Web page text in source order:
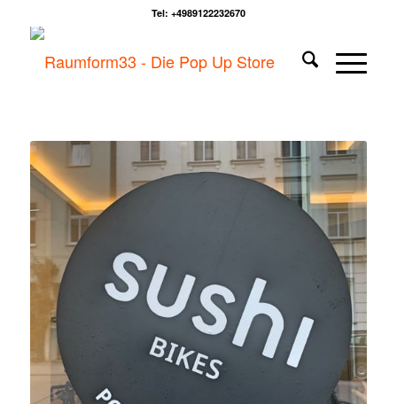
Tel: +4989122232670